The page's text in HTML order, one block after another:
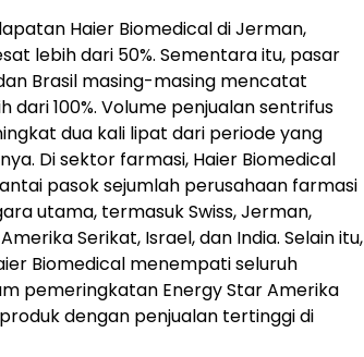
Haier Biomedical di Jerman,
lebih dari 50%. Sementara itu, pasar
Brasil masing-masing mencatat
100%. Volume penjualan sentrifus
dua kali lipat dari periode yang
Di sektor farmasi, Haier Biomedical
pasok sejumlah perusahaan farmasi
utama, termasuk Swiss, Jerman,
Serikat, Israel, dan India. Selain itu,
Biomedical menempati seluruh
pemeringkatan Energy Star Amerika
dengan penjualan tertinggi di